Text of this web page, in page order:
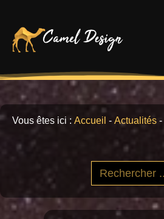
Vous êtes ici : Accueil - Actualités -